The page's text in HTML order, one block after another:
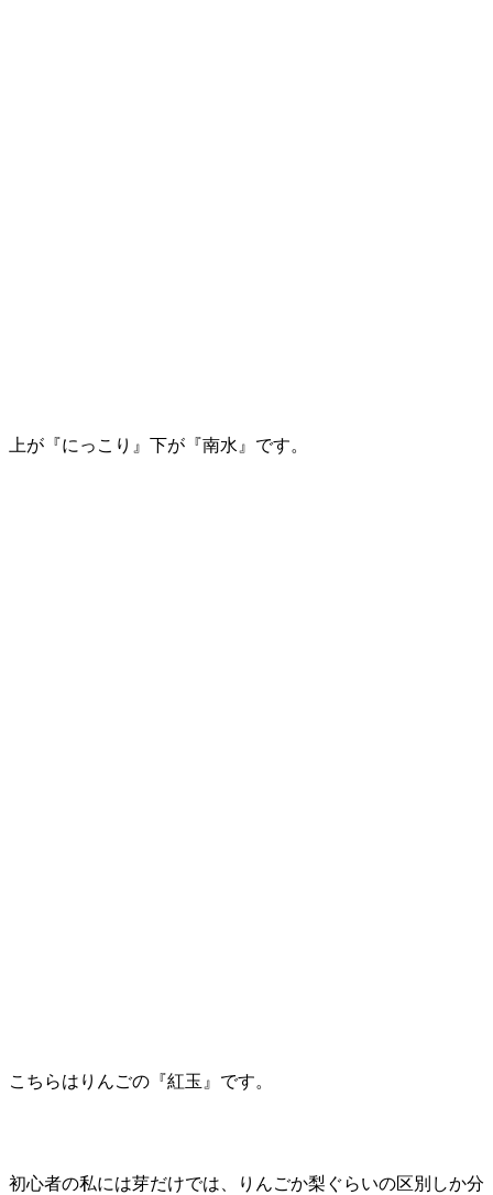
上が『にっこり』下が『南水』です。
こちらはりんごの『紅玉』です。
初心者の私には芽だけでは、りんごか梨ぐらいの区別しか分